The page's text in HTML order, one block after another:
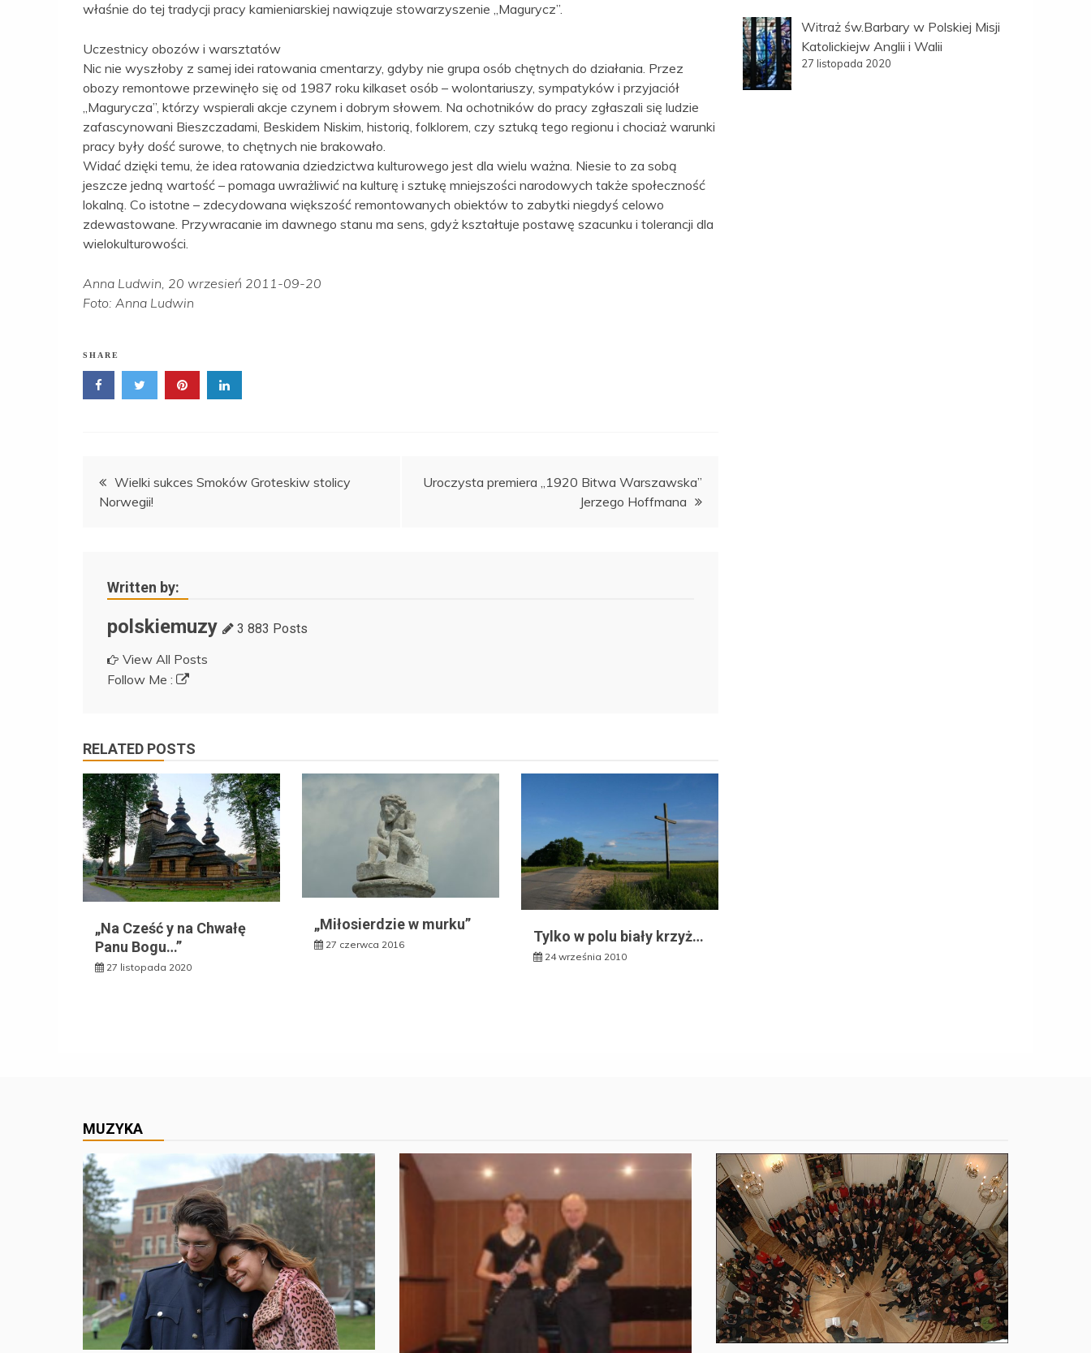
właśnie do tej tradycji pracy kamieniarskiej nawiązuje stowarzyszenie „Magurycz”.
Uczestnicy obozów i warsztatów
Nic nie wyszłoby z samej idei ratowania cmentarzy, gdyby nie grupa osób chętnych do działania. Przez
obozy remontowe przewinęło się od 1987 roku kilkaset osób – wolontariuszy, sympatyków i przyjaciół
„Magurycza”, którzy wspierali akcje czynem i dobrym słowem. Na ochotników do pracy zgłaszali się ludzie
zafascynowani Bieszczadami, Beskidem Niskim, historią, folklorem, czy sztuką tego regionu i chociaż warunki
pracy były dość surowe, to chętnych nie brakowało.
Widać dzięki temu, że idea ratowania dziedzictwa kulturowego jest dla wielu ważna. Niesie to za sobą
jeszcze jedną wartość – pomaga uwrażliwić na kulturę i sztukę mniejszości narodowych także społeczność
lokalną. Co istotne – zdecydowana większość remontowanych obiektów to zabytki niegdyś celowo
zdewastowane. Przywracanie im dawnego stanu ma sens, gdyż kształtuje postawę szacunku i tolerancji dla
wielokulturowości.
Anna Ludwin, 20 wrzesień 2011-09-20
Foto: Anna Ludwin
SHARE
Nawigacja
wpisu
Wielki sukces Smoków Groteskiw stolicy
Norwegii!
Uroczysta premiera „1920 Bitwa Warszawska”
Jerzego Hoffmana
Written by:
polskiemuzy 3 883 Posts
View All Posts
Follow Me :
RELATED POSTS
„Na Cześć y na Chwałę
Panu Bogu…”
27 listopada 2020
„Miłosierdzie w murku”
27 czerwca 2016 Tylko w polu biały krzyż…
24 września 2010
Witraż św.Barbary w Polskiej Misji
Katolickiejw Anglii i Walii
27 listopada 2020
MUZYKA